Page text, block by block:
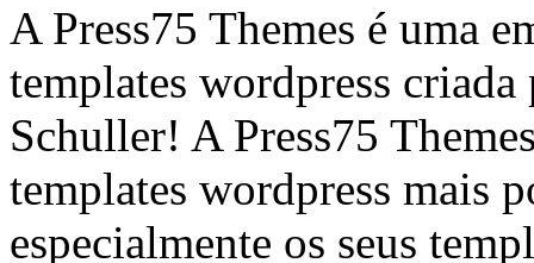
A Press75 Themes é uma
templates wordpress
Schuller! A Press75
templates wordpress mais
especialmente os seus